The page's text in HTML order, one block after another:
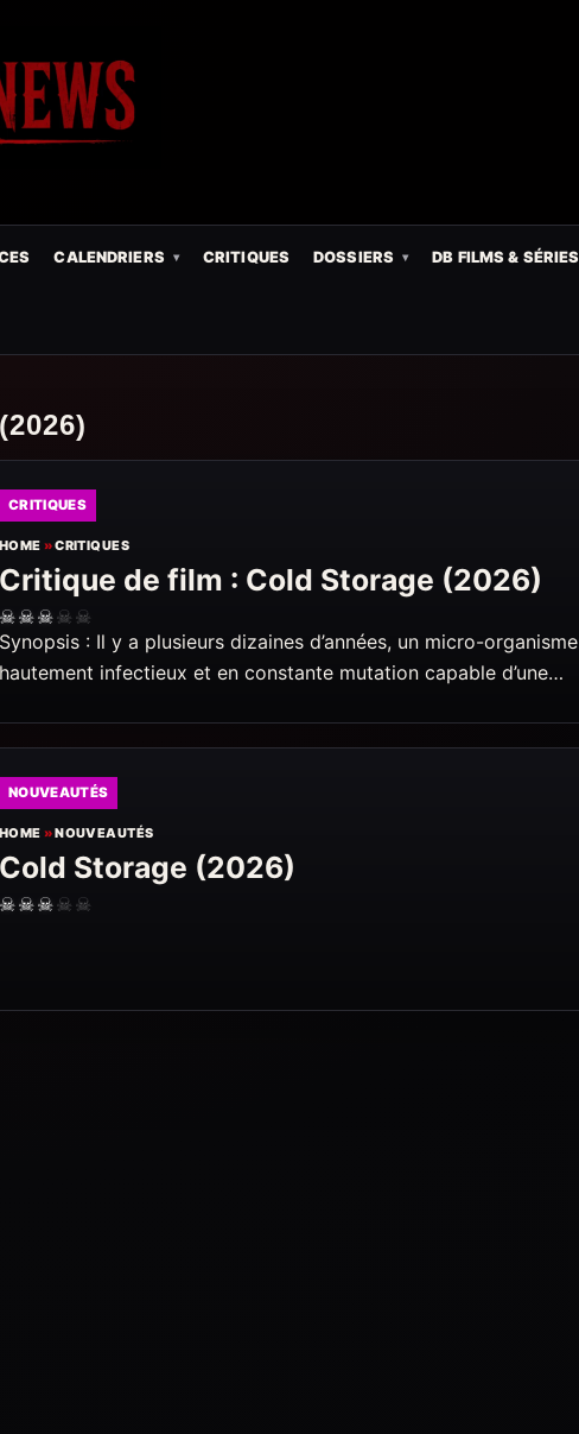
CALENDRIERS CRITIQUES DOSSIERS DB FILMS & SÉRIES
CRITIQUES
HOME »CRITIQUES
Critique de film : Cold Storage (2026)
☠☠☠☠ ☠
Synopsis : Il y a plusieurs dizaines d’années, un micro-organisme
hautement infectieux et en constante mutation capable d’une…
NOUVEAUTÉS
HOME »NOUVEAUTÉS
Cold Storage (2026)
☠☠☠☠ ☠